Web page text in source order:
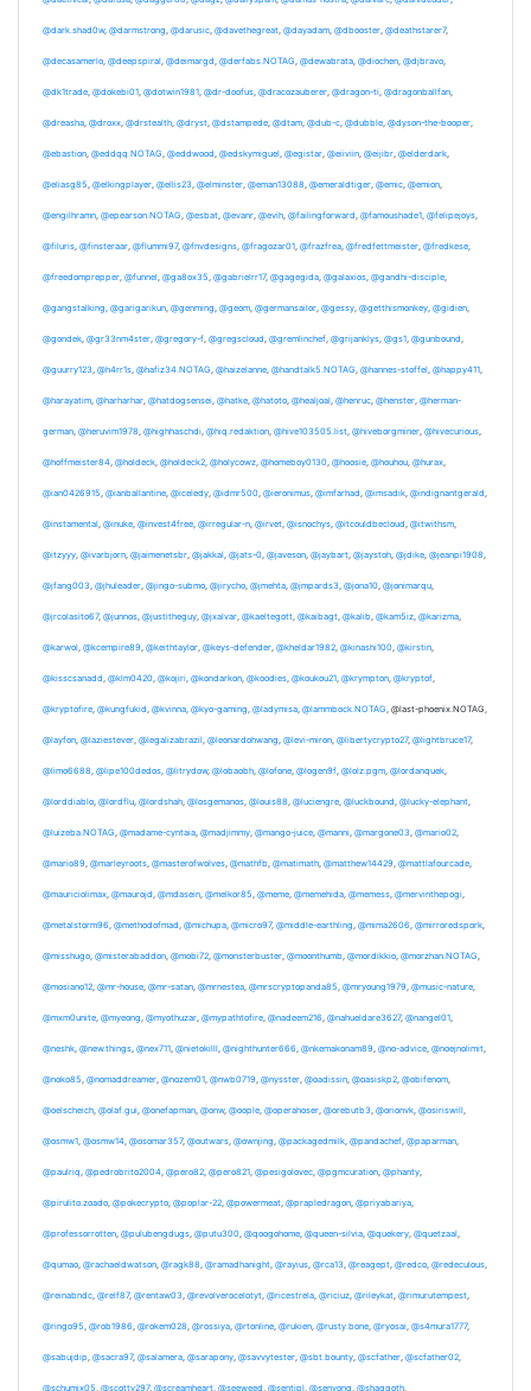
@dark.shad0w, @darmstrong, @darusic, @davethegreat, @dayadam, @dbooster, @deathstarer7,
@decasamerlo, @deepspiral, @deimargd, @derfabs.NOTAG, @dewabrata, @diochen, @djbravo,
@dk1trade, @dokebi01, @dotwin1981, @dr-doofus, @dracozauberer, @dragon-ti, @dragonballfan,
@dreasha, @droxx, @drstealth, @dryst, @dstampede, @dtam, @dub-c, @dubble, @dyson-the-booper,
@ebastion, @eddqq.NOTAG, @eddwood, @edskymiguel, @egistar, @eiiviin, @eijibr, @elderdark,
@eliasg85, @elkingplayer, @ellis23, @elminster, @eman13088, @emeraldtiger, @emic, @emion,
@engilhramn, @epearson.NOTAG, @esbat, @evanr, @evih, @failingforward, @famoushade1, @felipejoys,
@filuris, @finsteraar, @flummi97, @fnvdesigns, @fragozar01, @frazfrea, @fredfettmeister, @fredkese,
@freedomprepper, @funnel, @ga8ox35, @gabrielrr17, @gagegida, @galaxios, @gandhi-disciple,
@gangstalking, @garigarikun, @genming, @geom, @germansailor, @gessy, @getthismonkey, @gidien,
@gondek, @gr33nm4ster, @gregory-f, @gregscloud, @gremlinchef, @grijanklys, @gs1, @gunbound,
@guurry123, @h4rr1s, @hafiz34.NOTAG, @haizelanne, @handtalk5.NOTAG, @hannes-stoffel, @happy411,
@harayatim, @harharhar, @hatdogsensei, @hatke, @hatoto, @healjoal, @henruc, @henster, @herman-
german, @heruvim1978, @highhaschdi, @hiq.redaktion, @hive103505.list, @hiveborgminer, @hivecurious,
@hoffmeister84, @holdeck, @holdeck2, @holycowz, @homeboy0130, @hoosie, @houhou, @hurax,
@ian0426915, @ianballantine, @iceledy, @idmr500, @ieronimus, @imfarhad, @imsadik, @indignantgerald,
@instamental, @inuke, @invest4free, @irregular-n, @irvet, @isnochys, @itcouldbecloud, @itwithsm,
@itzyyy, @ivarbjorn, @jaimenetsbr, @jakkal, @jats-0, @javeson, @jaybart, @jaystoh, @jdike, @jeanpi1908,
@jfang003, @jhuleader, @jingo-submo, @jirycho, @jmehta, @jmpards3, @jona10, @jonimarqu,
@jrcolasito67, @junnos, @justitheguy, @jxalvar, @kaeltegott, @kaibagt, @kalib, @kam5iz, @karizma,
@karwol, @kcempire89, @keithtaylor, @keys-defender, @kheldar1982, @kinashi100, @kirstin,
@kisscsanadd, @klm0420, @kojiri, @kondarkon, @koodies, @koukou21, @krympton, @kryptof,
@kryptofire, @kungfukid, @kvinna, @kyo-gaming, @ladymisa, @lammbock.NOTAG, @last-phoenix.NOTAG,
@layfon, @laziestever, @legalizabrazil, @leonardohwang, @levi-miron, @libertycrypto27, @lightbruce17,
@limo6688, @lipe100dedos, @litrydow, @lobaobh, @lofone, @logen9f, @lolz.pgm, @lordanquek,
@lorddiablo, @lordflu, @lordshah, @losgemanos, @louis88, @luciengre, @luckbound, @lucky-elephant,
@luizeba.NOTAG, @madame-cyntaia, @madjimmy, @mango-juice, @manni, @margone03, @mario02,
@mario89, @marleyroots, @masterofwolves, @mathfb, @matimath, @matthew14429, @mattlafourcade,
@mauriciolimax, @maurojd, @mdasein, @melkor85, @meme, @memehida, @memess, @mervinthepogi,
@metalstorm96, @methodofmad, @michupa, @micro97, @middle-earthling, @mima2606, @mirroredspork,
@misshugo, @misterabaddon, @mobi72, @monsterbuster, @moonthumb, @mordikkio, @morzhan.NOTAG,
@mosiano12, @mr-house, @mr-satan, @mrnestea, @mrscryptopanda85, @mryoung1979, @music-nature,
@mxm0unite, @myeong, @myothuzar, @mypathtofire, @nadeem216, @nahueldare3627, @nangel01,
@neshk, @new.things, @nex711, @nietokilll, @nighthunter666, @nkemakonam89, @no-advice, @noejnolimit,
@noko85, @nomaddreamer, @nozem01, @nwb0719, @nysster, @oadissin, @oasiskp2, @obifenom,
@oelscheich, @olaf.gui, @onefapman, @onw, @oople, @operahoser, @orebutb3, @orionvk, @osiriswill,
@osmw1, @osmw14, @osomar357, @outwars, @ownjing, @packagedmilk, @pandachef, @paparman,
@paulriq, @pedrobrito2004, @pero82, @pero821, @pesigolovec, @pgmcuration, @phanty,
@pirulito.zoado, @pokecrypto, @poplar-22, @powermeat, @prapledragon, @priyabariya,
@professorrotten, @pulubengdugs, @putu300, @qoogohome, @queen-silvia, @quekery, @quetzaal,
@qumao, @rachaeldwatson, @ragk88, @ramadhanight, @rayius, @rca13, @reagept, @redco, @redeculous,
@reinabndc, @relf87, @rentaw03, @revolverocelotyt, @ricestrela, @riciuz, @rileykat, @rimurutempest,
@ringo95, @rob1986, @rokem028, @rossiya, @rtonline, @rukien, @rusty.bone, @ryosai, @s4mura1777,
@sabujdip, @sacra97, @salamera, @sarapony, @savvytester, @sbt.bounty, @scfather, @scfather02,
@schumix05, @scotty297, @screamheart, @seeweed, @sentipl, @senyong, @shaggoth,